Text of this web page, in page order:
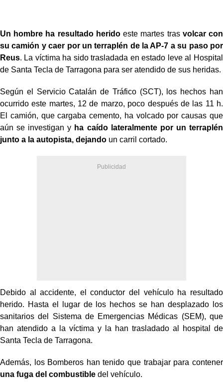
Un hombre ha resultado heridoeste martes tras volcar con
su camión y caer por un terraplén de la AP-7 a su paso por
Reus. La víctima ha sido trasladada en estado leve al Hospital
de Santa Tecla de Tarragona para ser atendido de sus heridas.
Según el Servicio Catalán de Tráfico (SCT), los hechos han
ocurrido este martes, 12 de marzo, poco después de las 11 h.
El camión, que cargaba cemento, ha volcado por causas que
aún se investigan y ha caído lateralmente por un terraplén
junto a la autopista, dejando un carril cortado.
Debido al accidente, el conductor del vehículo ha resultado
herido. Hasta el lugar de los hechos se han desplazado los
sanitarios del Sistema de Emergencias Médicas (SEM), que
han atendido a la víctima y la han trasladado al hospital de
Santa Tecla de Tarragona.
Además, los Bomberos han tenido que trabajar para contener
una fuga del combustible del vehículo.